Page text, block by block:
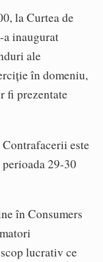
la Curtea de
inaugurat
ale
în domeniu,
fi prezentate
este
29-30
în Consumers
lucrativ ce